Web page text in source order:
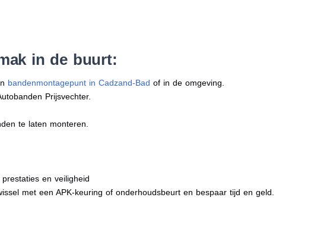
in de buurt:
bandenmontagepunt in Cadzand-Bad of in de omgeving.
Prijsvechter.
te laten monteren.
en veiligheid
met een APK-keuring of onderhoudsbeurt en bespaar tijd en geld.